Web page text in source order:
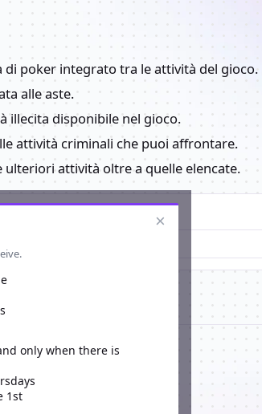
di poker integrato tra le attività del gioco.
alle aste.
illecita disponibile nel gioco.
attività criminali che puoi affrontare.
attività oltre a quelle elencate.
×
only when there is
1st